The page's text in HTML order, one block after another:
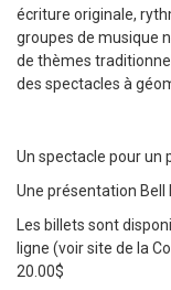
écriture originale,
groupes de musique
de thèmes
des spectacles à
Un spectacle pour un
Une présentation Bell
Les billets sont
ligne (voir site de la
20.00$